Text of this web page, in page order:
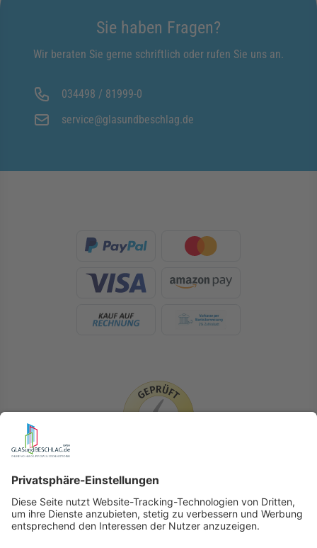
Sie haben Fragen?
Wir beraten Sie gerne schriftlich oder rufen Sie uns an.
034498 / 81999-0
service@glasundbeschlag.de